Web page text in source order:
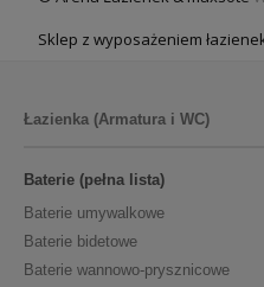
Sklep z wyposażeniem
Łazienka (Armatura i WC)
Baterie (pełna lista)
Baterie umywalkowe
Baterie bidetowe
Baterie wannowo-prysznicowe